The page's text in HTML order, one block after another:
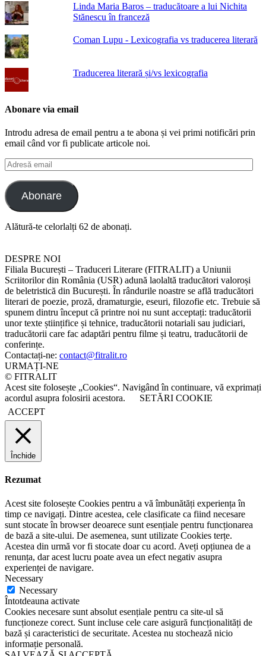
Linda Maria Baros – traducătoare a lui Nichita
Stănescu în franceză
Coman Lupu - Lexicografia vs traducerea literară
Traducerea literară și/vs lexicografia
Abonare via email
Introdu adresa de email pentru a te abona și vei primi notificări prin
email când vor fi publicate articole noi.
Adresă
email
Abonare
Alătură-te celorlalți 62 de abonați.
DESPRE NOI
Filiala București – Traduceri Literare (FITRALIT) a Uniunii
Scriitorilor din România (USR) adună laolaltă traducători valoroși
de beletristică din București. În rândurile noastre se află traducători
literari de poezie, proză, dramaturgie, eseuri, filozofie etc. Trebuie să
spunem dintru început că printre noi nu sunt acceptați: traducătorii
unor texte științifice și tehnice, traducătorii notariali sau judiciari,
traducătorii care fac adaptări pentru filme și teatru, traducătorii de
conferințe.
Contactați-ne: contact@fitralit.ro
URMAȚI-NE
© FITRALIT
Acest site folosește „Cookies“. Navigând în continuare, vă exprimați
acordul asupra folosirii acestora.
SETĂRI COOKIE
ACCEPT
Închide
Rezumat
Acest site folosește Cookies pentru a vă îmbunătăți experiența în
timp ce navigați. Dintre acestea, cele clasificate ca fiind necesare
sunt stocate în browser deoarece sunt esențiale pentru funcționarea
de bază a site-ului. De asemenea, sunt utilizate Cookies terțe.
Acestea din urmă vor fi stocate doar cu acord. Aveți opțiunea de a
renunța, dar acest lucru poate avea un efect negativ asupra
experienței de navigare.
Necessary
Necessary
Întotdeauna activate
Cookies necesare sunt absolut esențiale pentru ca site-ul să
funcționeze corect. Sunt incluse cele care asigură funcționalități de
bază și caracteristici de securitate. Acestea nu stochează nicio
informație personală.